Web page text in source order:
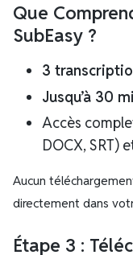
Que
SubEasy ?
3
Jusqu’à 30
Accès
DOCX, SRT)
Aucun
directement dans
Étape 3 :